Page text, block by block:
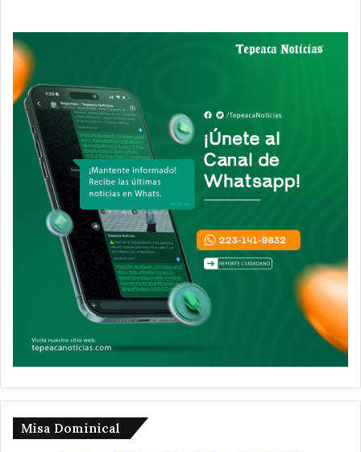
Misa Dominical